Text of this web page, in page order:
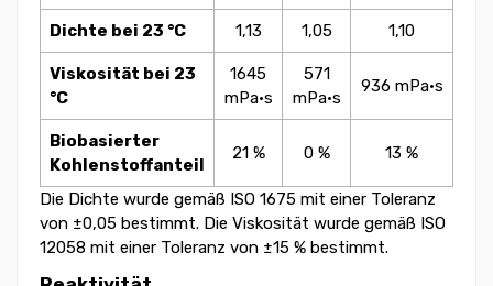
Dichte bei 23 °C 1,13 1,05 1,10
Viskosität bei 23
°C
1645
mPa·s
571
mPa·s
936 mPa·s
Biobasierter
Kohlenstoffanteil
21 % 0 % 13 %
Die Dichte wurde gemäß ISO 1675 mit einer Toleranz
von ±0,05 bestimmt. Die Viskosität wurde gemäß ISO
12058 mit einer Toleranz von ±15 % bestimmt.